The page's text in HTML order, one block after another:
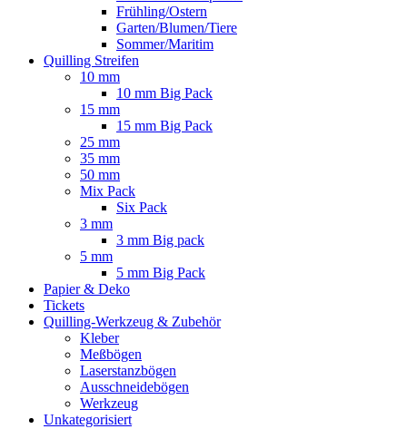
Frühling/Ostern
Garten/Blumen/Tiere
Sommer/Maritim
Quilling Streifen
10 mm
10 mm Big Pack
15 mm
15 mm Big Pack
25 mm
35 mm
50 mm
Mix Pack
Six Pack
3 mm
3 mm Big pack
5 mm
5 mm Big Pack
Papier & Deko
Tickets
Quilling-Werkzeug & Zubehör
Kleber
Meßbögen
Laserstanzbögen
Ausschneidebögen
Werkzeug
Unkategorisiert